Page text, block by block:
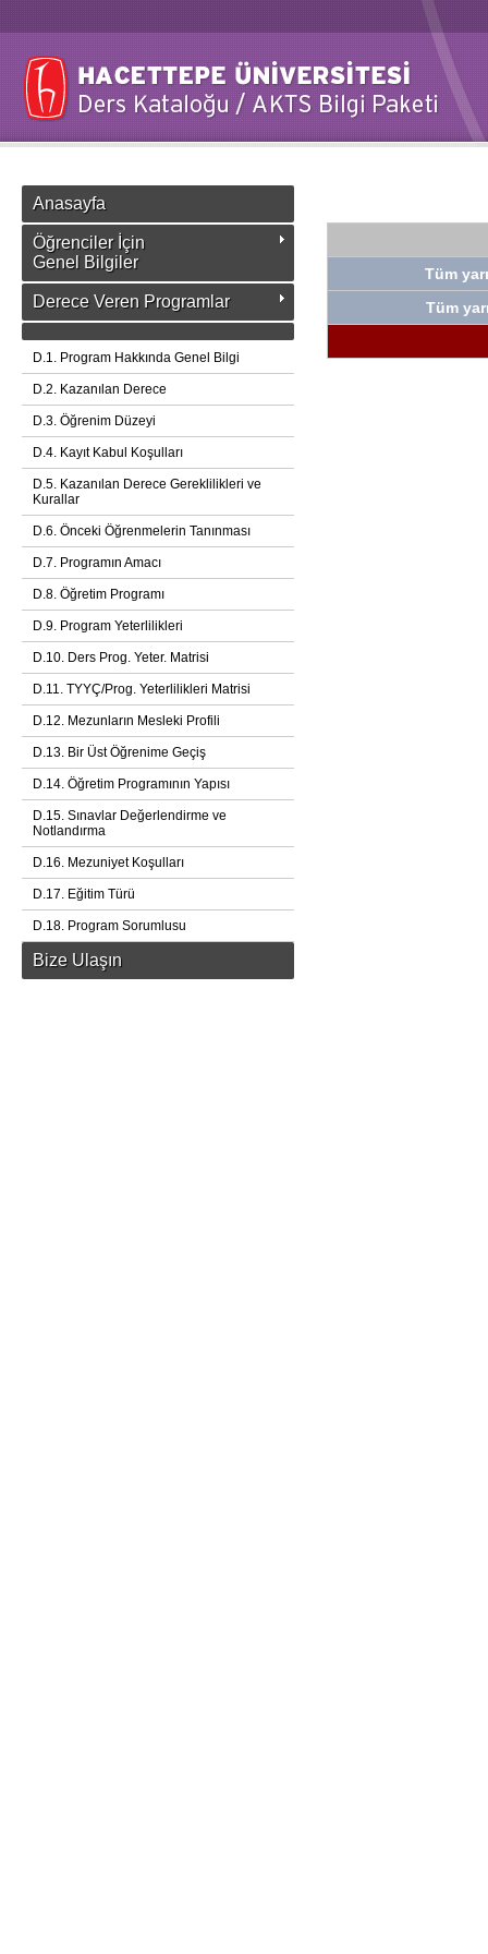
Anasayfa
Öğrenciler İçin
Genel Bilgiler
Derece Veren Programlar
D.1. Program Hakkında Genel Bilgi
D.2. Kazanılan Derece
D.3. Öğrenim Düzeyi
D.4. Kayıt Kabul Koşulları
D.5. Kazanılan Derece Gereklilikleri ve
Kurallar
D.6. Önceki Öğrenmelerin Tanınması
D.7. Programın Amacı
D.8. Öğretim Programı
D.9. Program Yeterlilikleri
D.10. Ders Prog. Yeter. Matrisi
D.11. TYYÇ/Prog. Yeterlilikleri Matrisi
D.12. Mezunların Mesleki Profili
D.13. Bir Üst Öğrenime Geçiş
D.14. Öğretim Programının Yapısı
D.15. Sınavlar Değerlendirme ve
Notlandırma
D.16. Mezuniyet Koşulları
D.17. Eğitim Türü
D.18. Program Sorumlusu
Bize Ulaşın
Tüm
Tüm